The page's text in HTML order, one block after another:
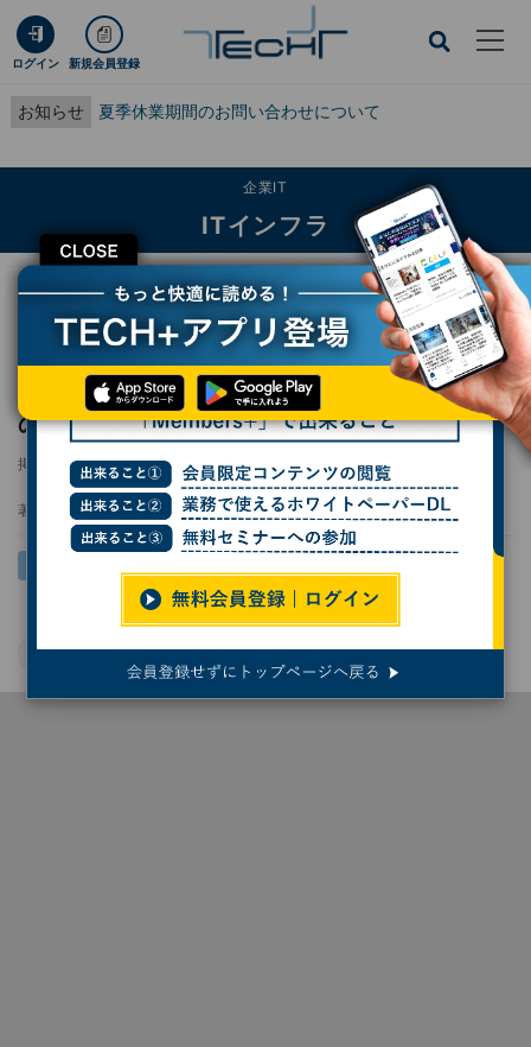
ログイン 新規会員登録
お知らせ 夏季休業期間のお問い合わせについて
CLOSE
企業IT
ITインフラ
TECH+ 企業IT
ITインフラ
NEC×秩父市ら、道の駅でドローン航路運営者の事業モデルに関する実証
NEC×秩父市ら、道の駅でドローン航路運営者
の事業モデルに関する実証
掲載日 2025/03/19 16:56
著者： 森歩美
NEC ドローン